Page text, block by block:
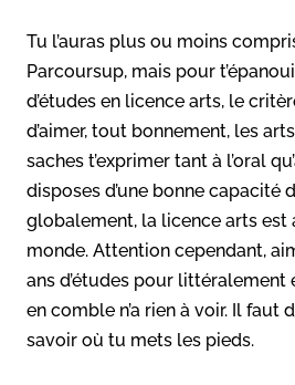
Tu l’auras plus ou moins
Parcoursup, mais pour
d’études en licence arts, le
d’aimer, tout bonnement, les
saches t’exprimer tant à l’oral
disposes d’une bonne capacité
globalement, la licence arts est
monde. Attention cependant,
ans d’études pour littéralement
en comble n’a rien à voir. Il faut
savoir où tu mets les pieds.